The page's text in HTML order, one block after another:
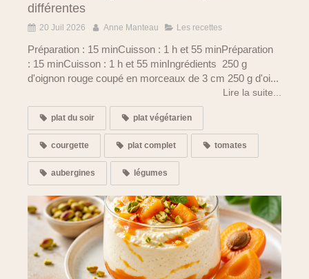
différentes
20 Juil 2026 Anne Manteau Les recettes
Préparation : 15 minCuisson : 1 h et 55 minPréparation
: 15 minCuisson : 1 h et 55 minIngrédients 250 g
d'oignon rouge coupé en morceaux de 3 cm 250 g d'oi...
Lire la suite...
plat du soir plat végétarien
courgette plat complet tomates
aubergines légumes